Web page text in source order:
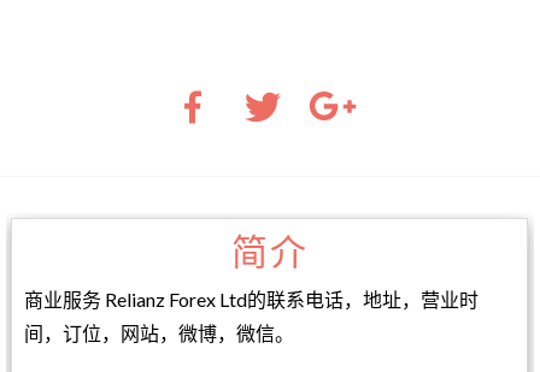
简介
商业服务 Relianz Forex Ltd的联系电话，地址，营业时
间，订位，网站，微博，微信。